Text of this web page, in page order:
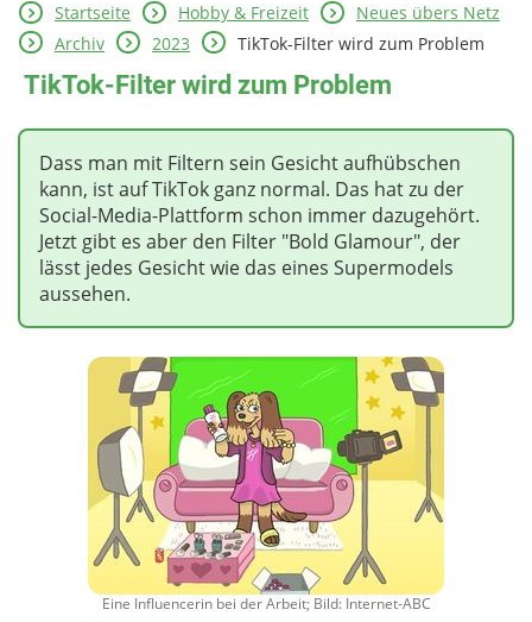
Spiel & Spaß
Mitreden & Mitmachen
Startseite Hobby & Freizeit
Neues übers Netz
Archiv
2023 TikTok-Filter wird zum Problem
TikTok-Filter wird zum Problem
Dass man mit Filtern sein Gesicht aufhübschen
kann, ist auf TikTok ganz normal. Das hat zu der
Social-Media-Plattform schon immer dazugehört.
Jetzt gibt es aber den Filter "Bold Glamour", der
lässt jedes Gesicht wie das eines Supermodels
aussehen.
Eine Influencerin bei der Arbeit; Bild: Internet-ABC